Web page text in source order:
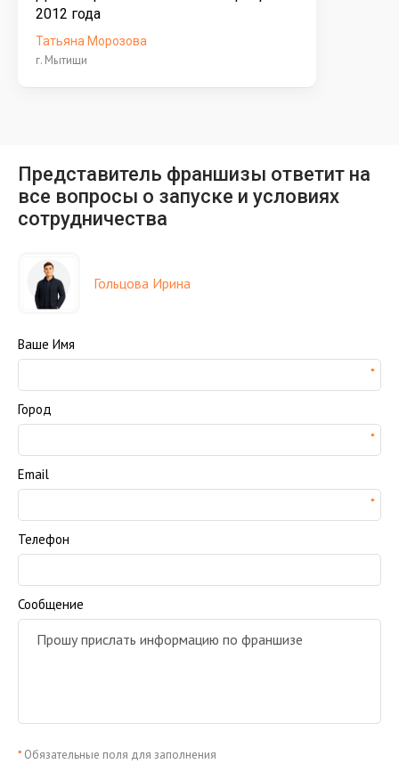
2012 года
Татьяна Морозова
г. Мытищи
Представитель франшизы ответит на
все вопросы о запуске и условиях
сотрудничества
Гольцова Ирина
Ваше Имя
Город
Email
Телефон
Сообщение
* Обязательные поля для заполнения